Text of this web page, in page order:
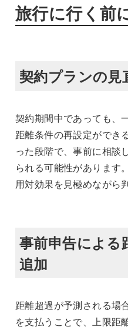
旅行に行く前
契約プランの見
契約期間中であっても、
距離条件の再設定ができ
った段階で、事前に相談
られる可能性があります
用対効果を見極めながら
事前申告による
追加
距離超過が予測される場
を支払うことで、上限距